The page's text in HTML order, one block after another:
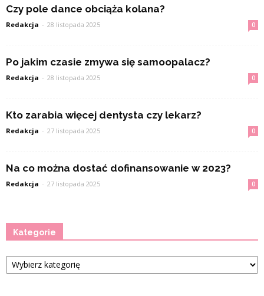
Czy pole dance obciąża kolana?
Redakcja - 28 listopada 2025 0
Po jakim czasie zmywa się samoopalacz?
Redakcja - 28 listopada 2025 0
Kto zarabia więcej dentysta czy lekarz?
Redakcja - 27 listopada 2025 0
Na co można dostać dofinansowanie w 2023?
Redakcja - 27 listopada 2025 0
Kategorie
Kategorie